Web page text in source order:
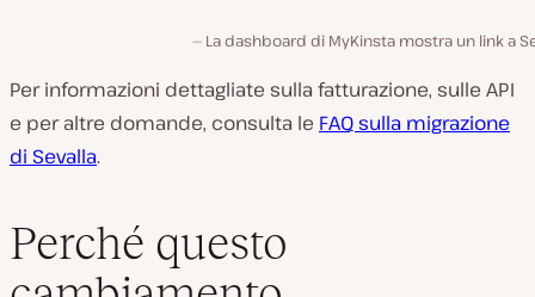
La dashboard di MyKinsta mostra un link a
Per informazioni dettagliate sulla fatturazione, sulle API
e per altre domande, consulta le FAQ sulla migrazione
di Sevalla.
Perché questo